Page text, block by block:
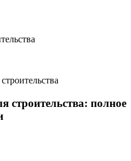
строительства: полное